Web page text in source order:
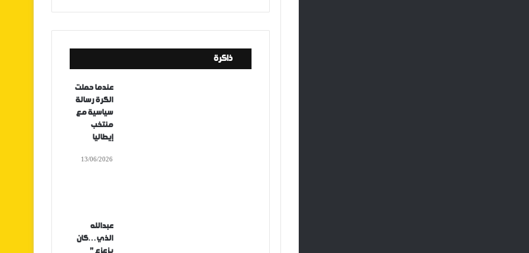
ذاكرة
عندما حملت
الكرة رسالة
سياسية مع
منتخب
إيطاليا
13/06/2026
عبدالله
الذي…كان
يزعزع ”